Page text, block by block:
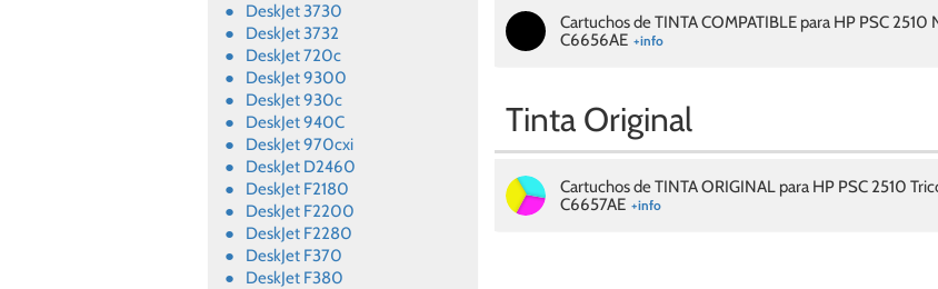
Cartuchos de TINTA COMPATIBLE para HP PSC 2510
C6656AE +info
Tinta Original
Cartuchos de TINTA ORIGINAL para HP PSC 2510
C6657AE +info
DeskJet 3730
DeskJet 3732
DeskJet 720c
DeskJet 9300
DeskJet 930c
DeskJet 940C
DeskJet 970cxi
DeskJet D2460
DeskJet F2180
DeskJet F2200
DeskJet F2280
DeskJet F370
DeskJet F380